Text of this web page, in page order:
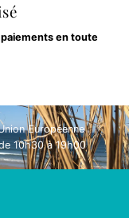
paiements en toute
Européenne
10h30 à 19h00